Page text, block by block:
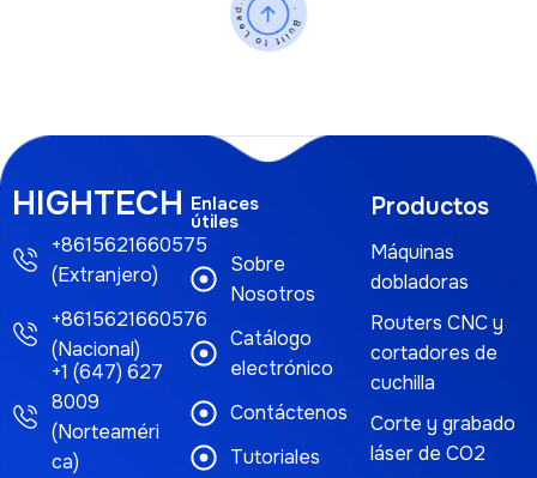
HIGHTECH
+8615621660575
(Extranjero)
+8615621660576
(Nacional)
+1 (647) 627
8009
(Norteaméri
ca)
Enlaces
útiles
Sobre
Nosotros
Catálogo
electrónico
Contáctenos
Tutoriales
Productos
Máquinas
dobladoras
Routers CNC y
cortadores de
cuchilla
Corte y grabado
láser de CO2